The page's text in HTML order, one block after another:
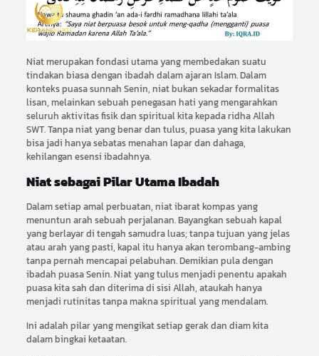
Niat merupakan fondasi utama yang membedakan suatu
tindakan biasa dengan ibadah dalam ajaran Islam. Dalam
konteks puasa sunnah Senin, niat bukan sekadar formalitas
lisan, melainkan sebuah penegasan hati yang mengarahkan
seluruh aktivitas fisik dan spiritual kita kepada ridha Allah
SWT. Tanpa niat yang benar dan tulus, puasa yang kita lakukan
bisa jadi hanya sebatas menahan lapar dan dahaga,
kehilangan esensi ibadahnya.
Niat sebagai Pilar Utama Ibadah
Dalam setiap amal perbuatan, niat ibarat kompas yang
menuntun arah sebuah perjalanan. Bayangkan sebuah kapal
yang berlayar di tengah samudra luas; tanpa tujuan yang jelas
atau arah yang pasti, kapal itu hanya akan terombang-ambing
tanpa pernah mencapai pelabuhan. Demikian pula dengan
ibadah puasa Senin. Niat yang tulus menjadi penentu apakah
puasa kita sah dan diterima di sisi Allah, ataukah hanya
menjadi rutinitas tanpa makna spiritual yang mendalam.
Ini adalah pilar yang mengikat setiap gerak dan diam kita
dalam bingkai ketaatan.